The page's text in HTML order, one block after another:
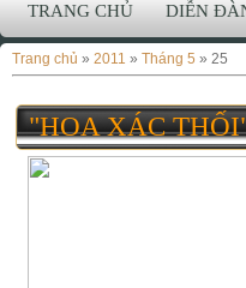
TRANG CHỦ DIỄN
Trang chủ » 2011 » Tháng 5 » 25
"HOA XÁC